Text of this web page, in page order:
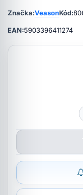
Značka:VeasonKód:
EAN:5903396411274